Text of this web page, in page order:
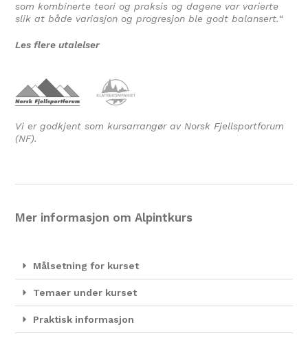
som kombinerte teori og praksis og dagene var varierte
slik at både variasjon og progresjon ble godt balansert.“
Les flere utalelser
Vi er godkjent som kursarrangør av Norsk Fjellsportforum
(NF).
Mer informasjon om Alpintkurs
Målsetning for kurset
Temaer under kurset
Praktisk informasjon